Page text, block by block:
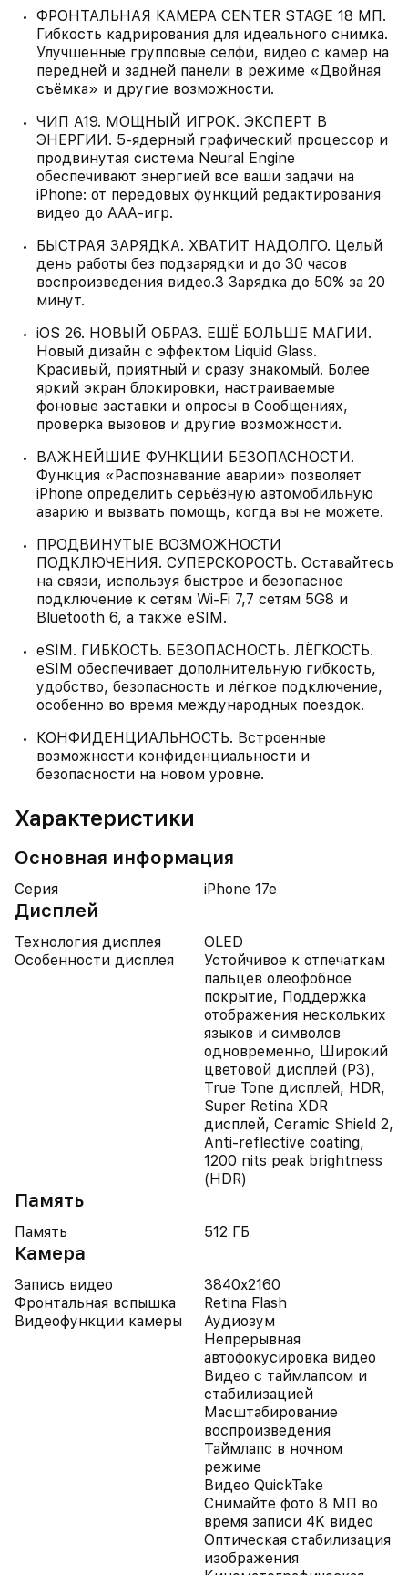
ФРОНТАЛЬНАЯ КАМЕРА CENTER STAGE 18 МП.
Гибкость кадрирования для идеального снимка.
Улучшенные групповые селфи, видео с камер на
передней и задней панели в режиме «Двойная
съёмка» и другие возможности.
ЧИП A19. МОЩНЫЙ ИГРОК. ЭКСПЕРТ В
ЭНЕРГИИ. 5-ядерный графический процессор и
продвинутая система Neural Engine
обеспечивают энергией все ваши задачи на
iPhone: от передовых функций редактирования
видео до AAA-игр.
БЫСТРАЯ ЗАРЯДКА. ХВАТИТ НАДОЛГО. Целый
день работы без подзарядки и до 30 часов
воспроизведения видео.3 Зарядка до 50% за 20
минут.
iOS 26. НОВЫЙ ОБРАЗ. ЕЩЁ БОЛЬШЕ МАГИИ.
Новый дизайн с эффектом Liquid Glass.
Красивый, приятный и сразу знакомый. Более
яркий экран блокировки, настраиваемые
фоновые заставки и опросы в Сообщениях,
проверка вызовов и другие возможности.
ВАЖНЕЙШИЕ ФУНКЦИИ БЕЗОПАСНОСТИ.
Функция «Распознавание аварии» позволяет
iPhone определить серьёзную автомобильную
аварию и вызвать помощь, когда вы не можете.
ПРОДВИНУТЫЕ ВОЗМОЖНОСТИ
ПОДКЛЮЧЕНИЯ. СУПЕРСКОРОСТЬ. Оставайтесь
на связи, используя быстрое и безопасное
подключение к сетям Wi-Fi 7,7 сетям 5G8 и
Bluetooth 6, а также eSIM.
eSIM. ГИБКОСТЬ. БЕЗОПАСНОСТЬ. ЛЁГКОСТЬ.
eSIM обеспечивает дополнительную гибкость,
удобство, безопасность и лёгкое подключение,
особенно во время международных поездок.
КОНФИДЕНЦИАЛЬНОСТЬ. Встроенные
возможности конфиденциальности и
безопасности на новом уровне.
Характеристики
Основная информация
Серия iPhone 17e
Дисплей
Технология дисплея
OLED
Особенности дисплея
Устойчивое к отпечаткам
пальцев олеофобное
покрытие, Поддержка
отображения нескольких
языков и символов
одновременно, Широкий
цветовой дисплей (P3),
True Tone дисплей, HDR,
Super Retina XDR
дисплей, Ceramic Shield 2,
Anti-reflective coating,
1200 nits peak brightness
(HDR)
Память
Память 512 ГБ
Камера
Запись видео
3840x2160
Фронтальная вспышка
Retina Flash
Видеофункции камеры
Аудиозум
Непрерывная
автофокусировка видео
Видео с таймлапсом и
стабилизацией
Масштабирование
воспроизведения
Таймлапс в ночном
режиме
Видео QuickTake
Снимайте фото 8 МП во
время записи 4K видео
Оптическая стабилизация
изображения